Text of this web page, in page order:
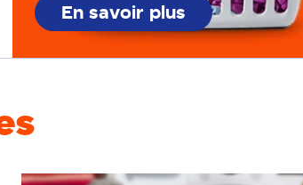
En savoir plus